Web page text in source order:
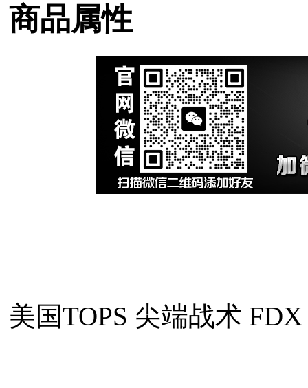
商品属性
美国TOPS 尖端战术